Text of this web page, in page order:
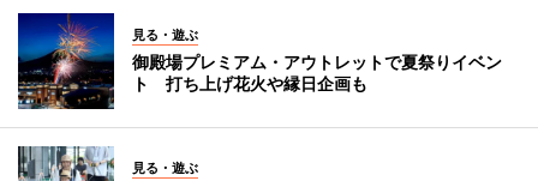
見る・遊ぶ
御殿場プレミアム・アウトレットで夏祭りイベン
ト 打ち上げ花火や縁日企画も
見る・遊ぶ